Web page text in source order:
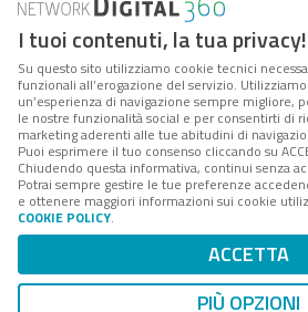
Forumpa.itè una pubblicazione
presso Registro della stampa del
Reg. n. 182 del 2 maggio 2008 -
Stentella
FPA s.r.l. è società
Coordinamento da parte di
è un'azienda certificata per il
Codice Fiscale/Partita IVA n.
n. 1249791. ISP
Mappa del sito
I tuoi contenuti, la tua privacy!
Su questo sito utilizziamo cookie tecnici
funzionali all’erogazione del servizio.
un’esperienza di navigazione sempre migliore,
le nostre funzionalità social e per consentirti di
marketing aderenti alle tue abitudini di
Puoi esprimere il tuo consenso cliccando su
Chiudendo questa informativa, continui senza
Potrai sempre gestire le tue preferenze
e ottenere maggiori informazioni sui cookie
COOKIE POLICY.
ACCETTA
PIÙ OPZIONI